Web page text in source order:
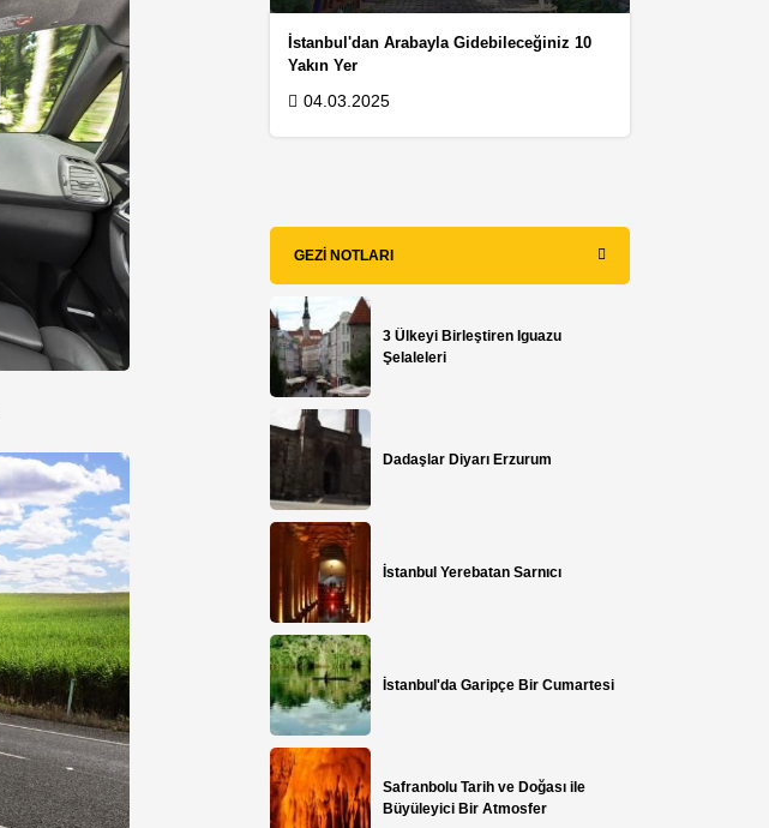
İstanbul'dan Arabayla Gidebileceğiniz 10
Yakın Yer
04.03.2025
GEZI NOTLARI
3 Ülkeyi Birleştiren Iguazu
Şelaleleri
Dadaşlar Diyarı Erzurum
İstanbul Yerebatan Sarnıcı
İstanbul'da Garipçe Bir Cumartesi
Safranbolu Tarih ve Doğası ile
Büyüleyici Bir Atmosfer